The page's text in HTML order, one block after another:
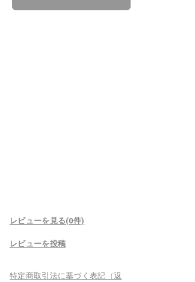
レビューを見る(0件)
レビューを投稿
特定商取引法に基づく表記（返